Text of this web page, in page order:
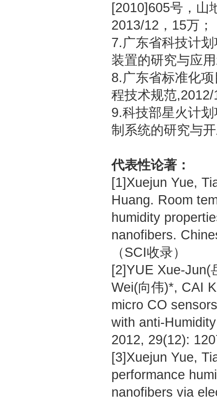
[2010]605号，山
2013/12，15万；
7.广东省科技计
装置的研究与应
8.广东省标准化
程技术规范
9.科技部星火计
制系统的研究与
代表性论著：
[1]Xuejun Yue,
Huang. Room
humidity
nanofibers.
（SCI收录）
[2]YUE Xue-Jun(
Wei(向伟)*, CAI
micro CO
with anti-
2012, 29(12):
[3]Xuejun Yue,
performance
nanofibers via